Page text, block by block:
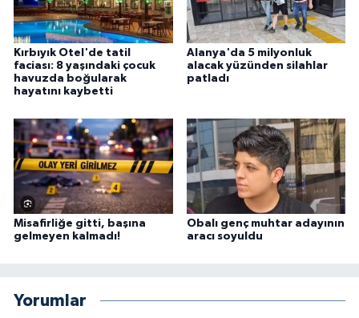
Kırbıyık Otel'de tatil
faciası: 8 yaşındaki çocuk
havuzda boğularak
hayatını kaybetti
Alanya'da 5 milyonluk
alacak yüzünden silahlar
patladı
Misafirliğe gitti, başına
gelmeyen kalmadı!
Obalı genç muhtar adayının
aracı soyuldu
Yorumlar